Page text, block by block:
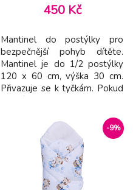
450 Kč
Mantinel do postýlky pro
bezpečnější pohyb dítěte.
Mantinel je do 1/2 postýlky
120 x 60 cm, výška 30 cm.
Přivazuje se k tyčkám. Pokud
proti sobě a mít tak ochranu
po celé postýlce. Rozměr:
180 x 30 cm Potah je
vyroben ze100% bavlny.
Výplň-polyester-duté vlákno.
-9%